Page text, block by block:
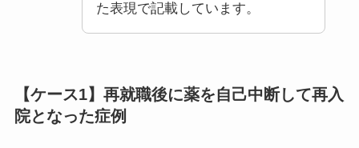
た表現で記載しています。
【ケース1】再就職後に薬を自己中断して再入
院となった症例